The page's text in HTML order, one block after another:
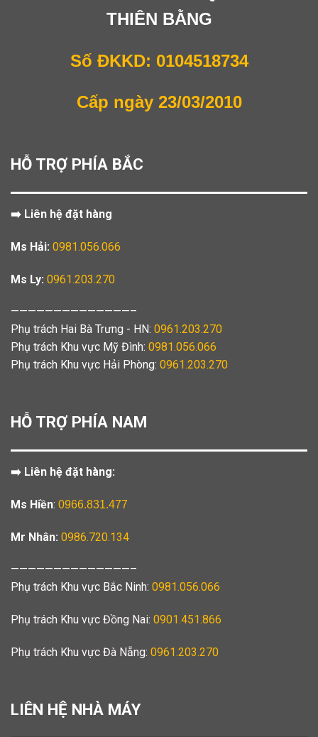
THIÊN BẰNG
Số ĐKKD: 0104518734
Cấp ngày 23/03/2010
HỖ TRỢ PHÍA BẮC
➡️ Liên hệ đặt hàng
Ms Hải: 0981.056.066
Ms Ly: 0961.203.270
——————————————–
Phụ trách Hai Bà Trưng - HN: 0961.203.270
Phụ trách Khu vực Mỹ Đình: 0981.056.066
Phụ trách Khu vực Hải Phòng: 0961.203.270
HỖ TRỢ PHÍA NAM
➡️ Liên hệ đặt hàng:
Ms Hiền: 0966.831.477
Mr Nhân: 0986.720.134
——————————————–
Phụ trách Khu vực Bắc Ninh: 0981.056.066
Phụ trách Khu vực Đồng Nai: 0901.451.866
Phụ trách Khu vực Đà Nẵng: 0961.203.270
LIÊN HỆ NHÀ MÁY